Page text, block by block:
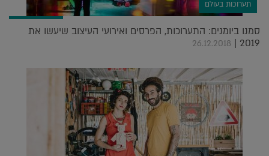
תערוכות בעולם
סמנו ביומנים: התערוכות, הפרסים ואירועי העיצוב שיעשו את
2019 |
26.12.2018